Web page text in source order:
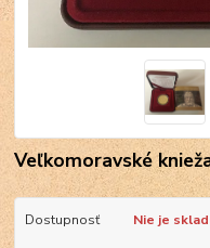
Veľkomoravské
Dostupnosť Nie je